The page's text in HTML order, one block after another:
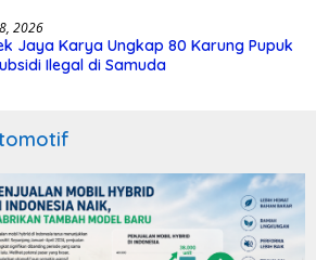
2026
Jaya Karya Ungkap 80 Karung Pupuk
Ilegal di Samuda